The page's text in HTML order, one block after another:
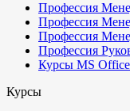
Профессия
Профессия
Профессия
Профессия
Курсы MS Office
Курсы